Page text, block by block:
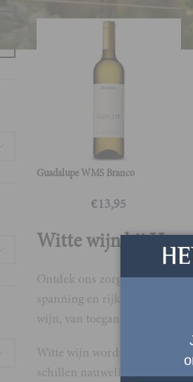
Guadalupe WMS Branco
€13,95
Witte wijn bij
Ontdek ons zorgvuldig
spanning en rijke, ronde
wijn, van toegankelijke
Witte wijn wordt gemaakt
schillen nauwelijks